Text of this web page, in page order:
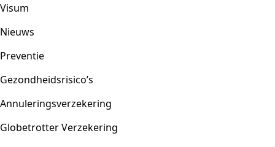
Visum
Nieuws
Preventie
Gezondheidsrisico’s
Annuleringsverzekering
Globetrotter Verzekering